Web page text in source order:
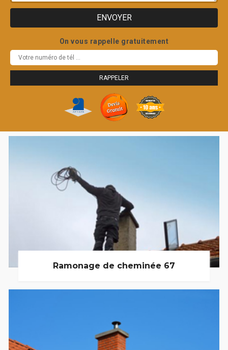
On vous rappelle gratuitement
Ramonage de cheminée 67